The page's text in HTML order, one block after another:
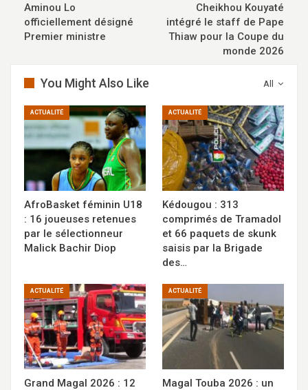
Aminou Lo
officiellement désigné
Premier ministre
Cheikhou Kouyaté
intégré le staff de Pape
Thiaw pour la Coupe du
monde 2026
All
You Might Also Like
ACTUALITÉ
AfroBasket féminin U18
: 16 joueuses retenues
par le sélectionneur
Malick Bachir Diop
ACTUALITÉ
Kédougou : 313
comprimés de Tramadol
et 66 paquets de skunk
saisis par la Brigade
des…
ACTUALITÉ
Grand Magal 2026 : 12
ACTUALITÉ
Magal Touba 2026 : un